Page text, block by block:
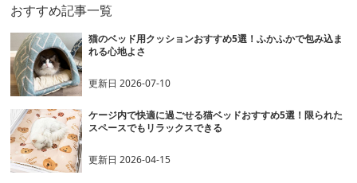
おすすめ記事一覧
猫のベッド用クッションおすすめ5選！ふかふかで包み込ま
れる心地よさ
更新日2026-07-10
ケージ内で快適に過ごせる猫ベッドおすすめ5選！限られた
スペースでもリラックスできる
更新日2026-04-15